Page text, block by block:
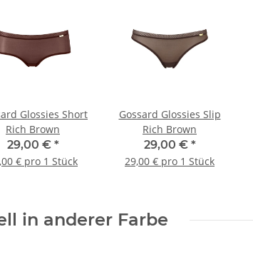
Glossies Short
Rich Brown
29,00 € *
€ pro 1 Stück
Gossard Glossies Slip
Rich Brown
29,00 € *
29,00 € pro 1 Stück
in anderer Farbe